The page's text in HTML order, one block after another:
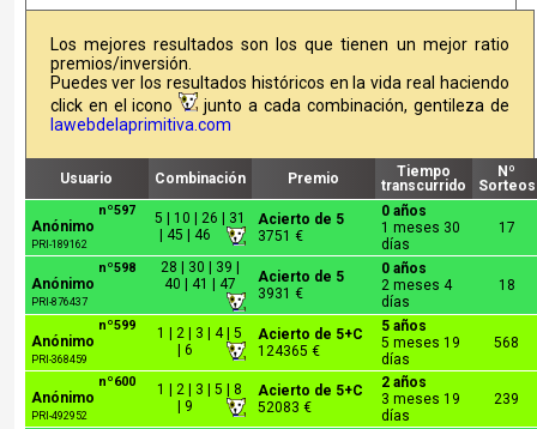
Los mejores resultados son los que tienen un mejor ratio
premios/inversión.
Puedes ver los resultados históricos en la vida real haciendo
click en el icono
junto a cada combinación, gentileza de
lawebdelaprimitiva.com
Usuario Combinación Premio
Tiempo
transcurrido
Nº
Sorteos
nº597
Anónimo
PRI-189162
5 | 10 | 26 | 31
| 45 | 46
Acierto de 5
3751 €
0 años
1 meses 30
días
17
nº598
Anónimo
PRI-876437
28 | 30 | 39 |
40 | 41 | 47
Acierto de 5
3931 €
0 años
2 meses 4
días
18
nº599
Anónimo
PRI-368459
1 | 2 | 3 | 4 | 5
| 6
Acierto de 5+C
124365 €
5 años
5 meses 19
días
568
nº600
Anónimo
PRI-492952
1 | 2 | 3 | 5 | 8
| 9
Acierto de 5+C
52083 €
2 años
3 meses 19
días
239